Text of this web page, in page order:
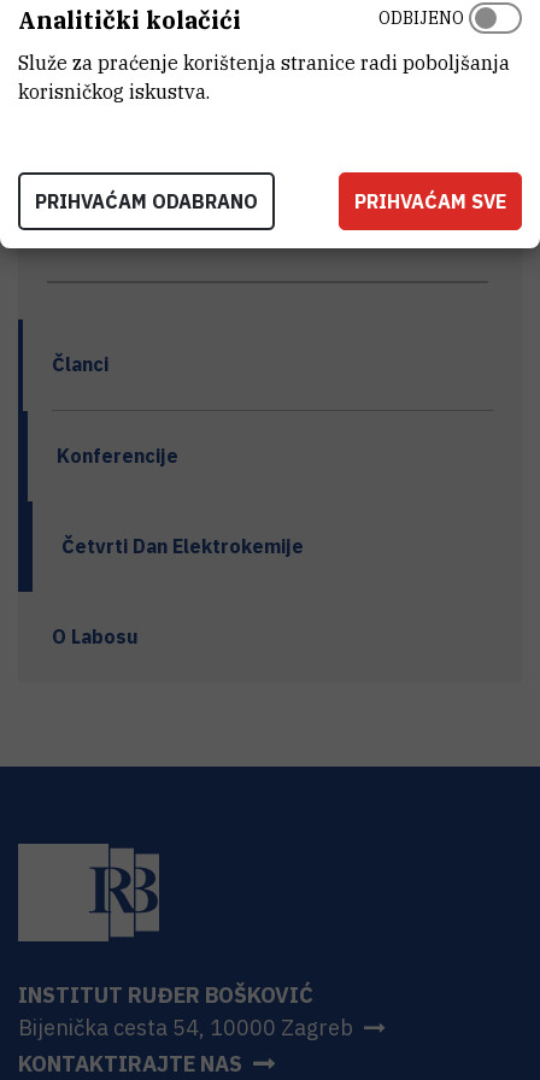
Zbornik sazetaka 4 dan elektrokemije(1,6
MB)
LABORATORIJ ZA FIZIČKU KEMIJU TRAGOVA
Članci
Konferencije
Četvrti Dan Elektrokemije
O Labosu
INSTITUT RUĐER BOŠKOVIĆ
Bijenička cesta 54, 10000 Zagreb
KONTAKTIRAJTE NAS
Analitički kolačići
Služe za praćenje korištenja stranice radi poboljšanja
korisničkog iskustva.
ODBIJENO
PRIHVAĆAM ODABRANO PRIHVAĆAM SVE